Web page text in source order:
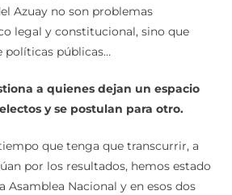
Azuay no son problemas
legal y constitucional, sino que
políticas públicas…
a quienes dejan un espacio
y se postulan para otro.
que tenga que transcurrir, a
por los resultados, hemos estado
Asamblea Nacional y en esos dos